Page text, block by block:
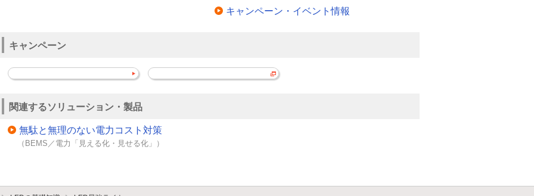
キャンペーン・イベント情報
キャンペーン
関連するソリューション・製品
無駄と無理のない電力コスト対策
（BEMS／電力「見える化・見せる化」）